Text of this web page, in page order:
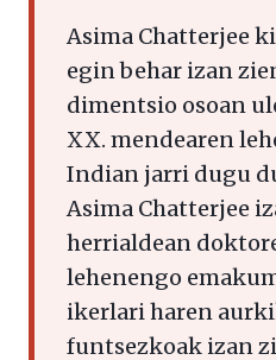
Asima Chatterjee
egin behar izan
dimentsio osoan
XX. mendearen
Indian jarri dugu
Asima Chatterjee
herrialdean
lehenengo
ikerlari haren
funtsezkoak izan